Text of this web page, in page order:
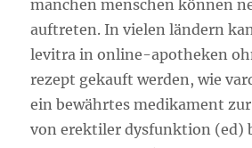
manchen menschen können
auftreten. In vielen ländern
levitra in online-apotheken
rezept gekauft werden, wie
ein bewährtes medikament
von erektiler dysfunktion (ed)